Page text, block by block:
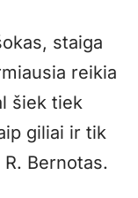
staiga
reikia
šiek tiek
giliai ir tik
Bernotas.